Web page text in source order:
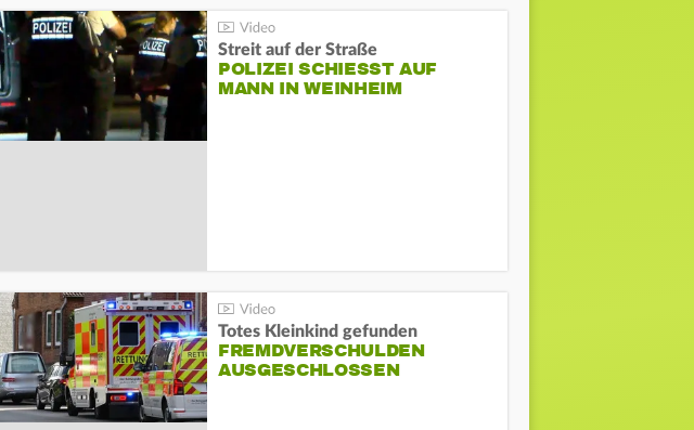
Streit auf der Straße
POLIZEI SCHIESST AUF M
ANN IN WEINHEIM
Totes Kleinkind gefunden
FREMDVERSCHULDEN
AUSGESCHLOSSEN